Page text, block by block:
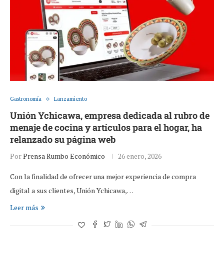
Gastronomía Lanzamiento
Unión Ychicawa, empresa dedicada al rubro de
menaje de cocina y artículos para el hogar, ha
relanzado su página web
PorPrensa Rumbo Económico 26 enero, 2026
Con la finalidad de ofrecer una mejor experiencia de compra
digital a sus clientes, Unión Ychicawa,…
Leer más